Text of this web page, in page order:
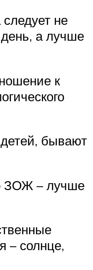
не
а лучше
к
бывают
ЗОЖ – лучше
– солнце,